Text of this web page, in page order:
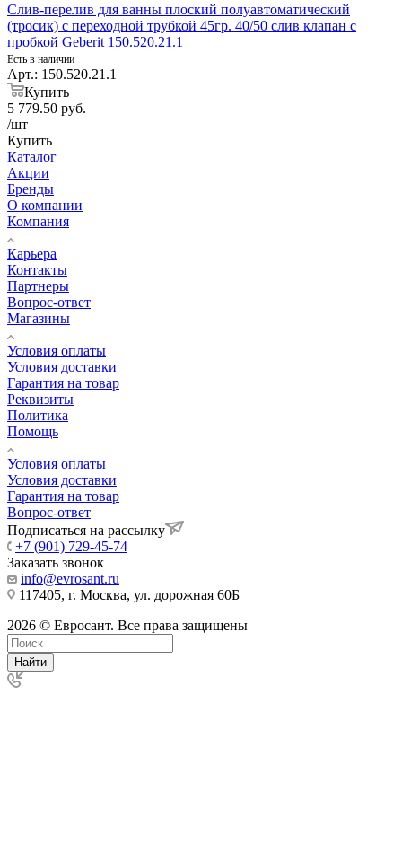
Слив-перелив для ванны плоский полуавтоматический
(тросик) с переходной трубкой 45гр. 40/50 слив клапан с
пробкой Geberit 150.520.21.1
Есть в наличии
Арт.: 150.520.21.1
Купить
5 779.50 руб.
/шт
Купить
Каталог
Акции
Бренды
О компании
Компания
Карьера
Контакты
Партнеры
Вопрос-ответ
Магазины
Условия оплаты
Условия доставки
Гарантия на товар
Реквизиты
Политика
Помощь
Условия оплаты
Условия доставки
Гарантия на товар
Вопрос-ответ
Подписаться на рассылку
+7 (901) 729-45-74
Заказать звонок
info@evrosant.ru
117405, г. Москва, ул. дорожная 60Б
2026 © Евросант. Все права защищены
Найти